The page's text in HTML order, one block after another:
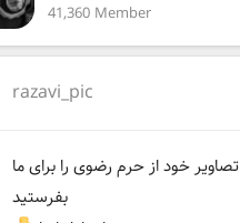
41,360 Member
razavi_pic
تصاویر خود از حرم رضوی را برای ما
بفرستید